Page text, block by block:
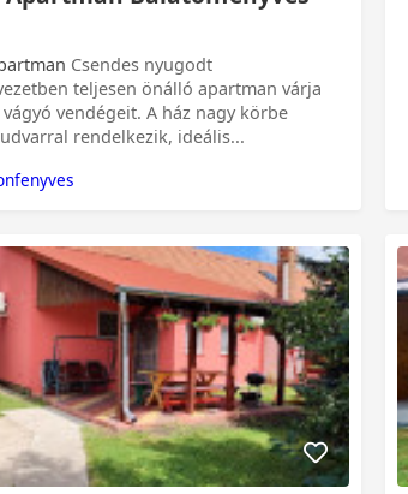
teljesen önálló apartman várja
vendégeit. A ház nagy körbe
rendelkezik, ideális...